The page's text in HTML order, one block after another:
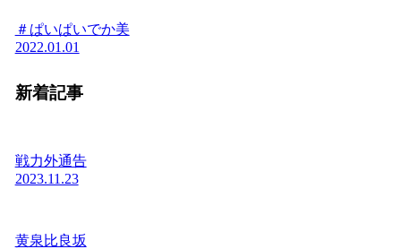
＃ぱいぱいでか美
2022.01.01
新着記事
戦力外通告
2023.11.23
黄泉比良坂